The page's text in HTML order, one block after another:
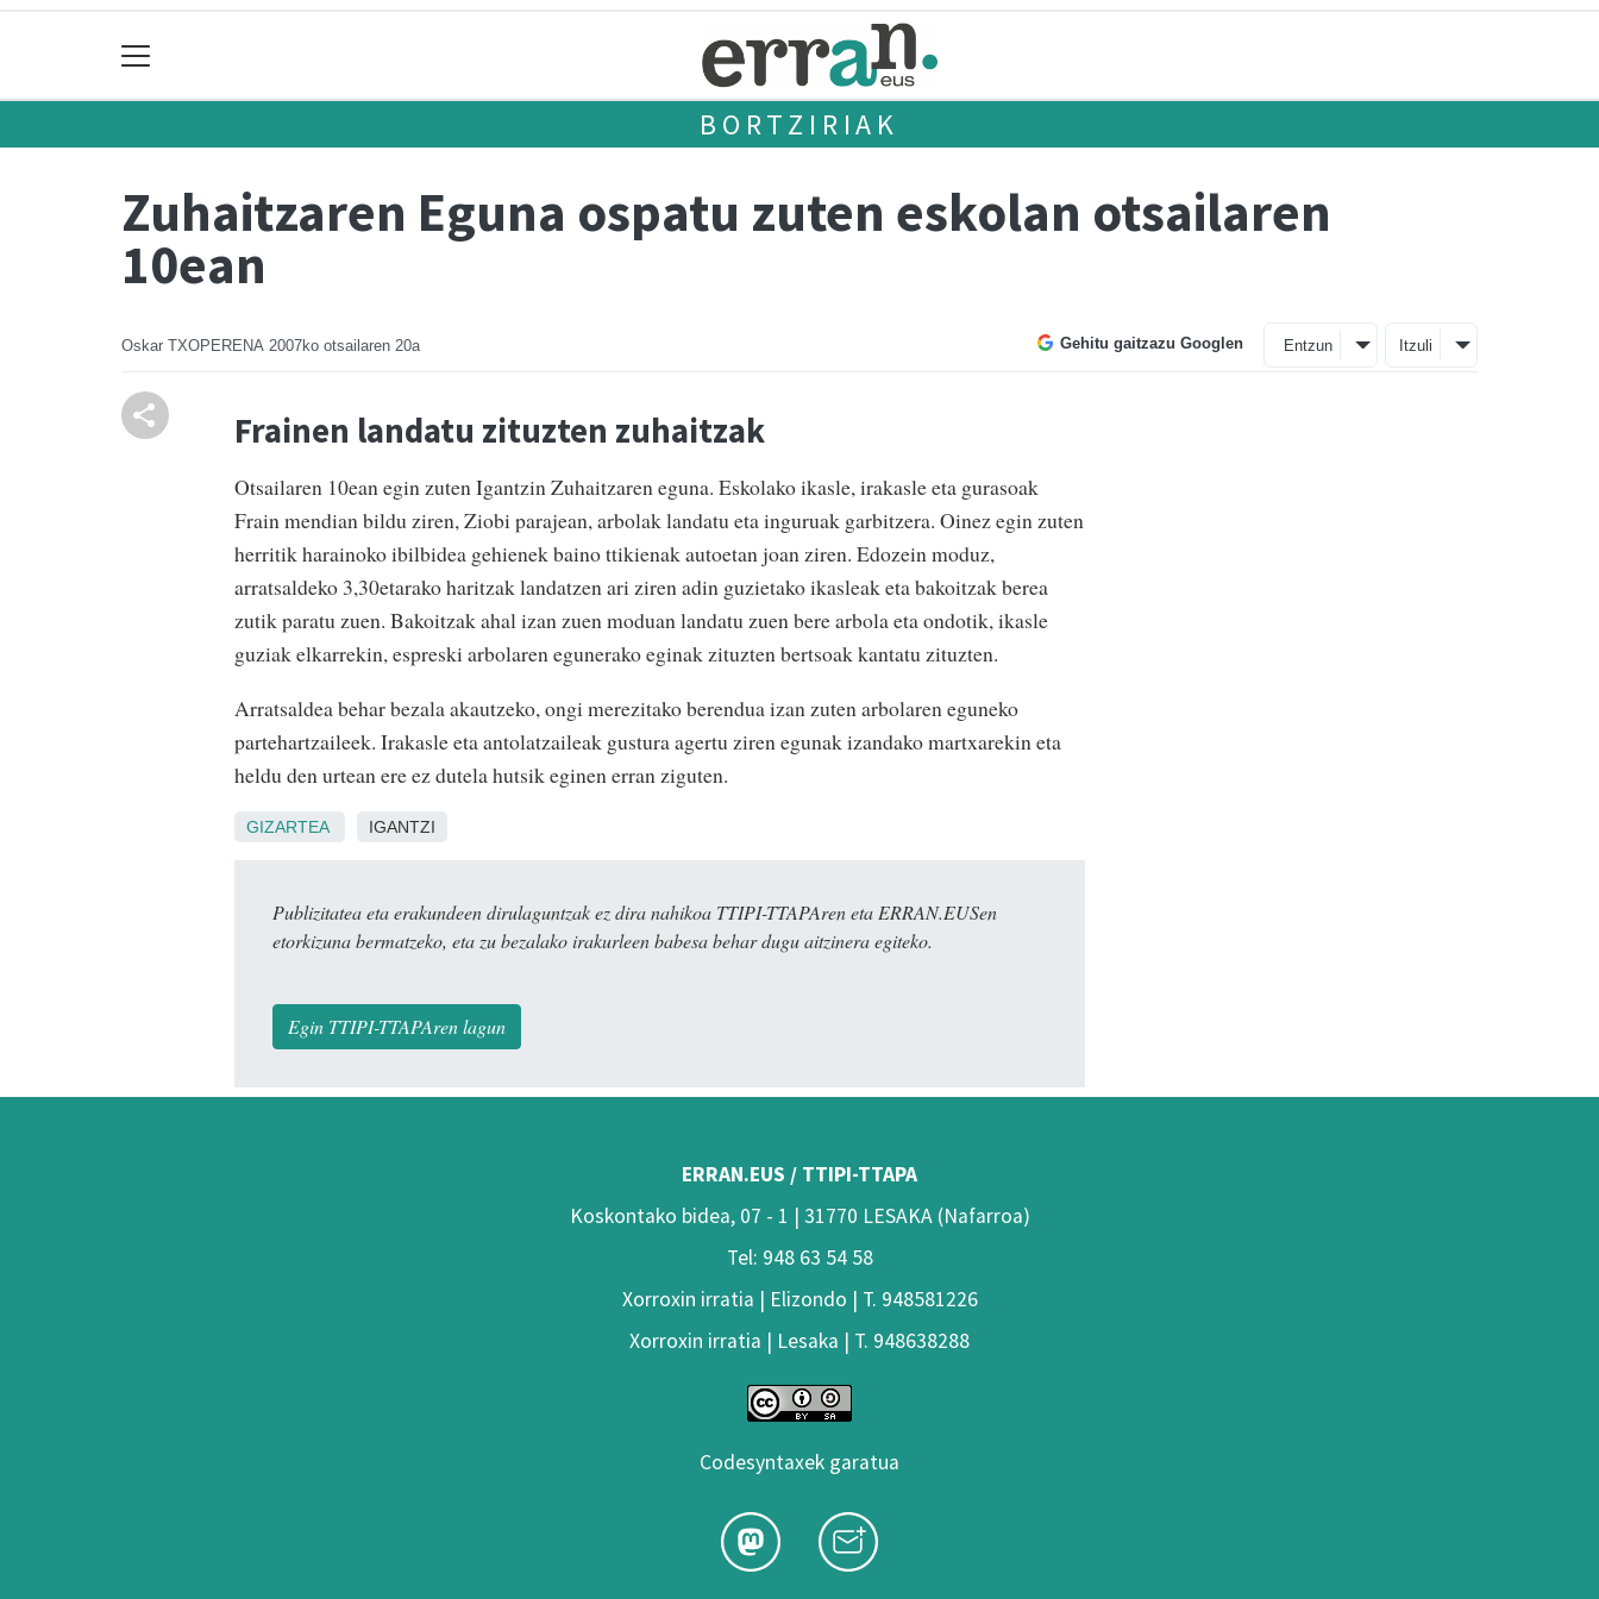
BORTZIRIAK
Zuhaitzaren Eguna ospatu zuten eskolan otsailaren
10ean
Oskar TXOPERENA 2007ko otsailaren 20a Gehitu gaitzazu Googlen Entzun Itzuli
Frainen landatu zituzten zuhaitzak
Otsailaren 10ean egin zuten Igantzin Zuhaitzaren eguna. Eskolako ikasle, irakasle eta gurasoak
Frain mendian bildu ziren, Ziobi parajean, arbolak landatu eta inguruak garbitzera. Oinez egin zuten
herritik harainoko ibilbidea gehienek baino ttikienak autoetan joan ziren. Edozein moduz,
arratsaldeko 3,30etarako haritzak landatzen ari ziren adin guzietako ikasleak eta bakoitzak berea
zutik paratu zuen. Bakoitzak ahal izan zuen moduan landatu zuen bere arbola eta ondotik, ikasle
guziak elkarrekin, espreski arbolaren egunerako eginak zituzten bertsoak kantatu zituzten.
Arratsaldea behar bezala akautzeko, ongi merezitako berendua izan zuten arbolaren eguneko
partehartzaileek. Irakasle eta antolatzaileak gustura agertu ziren egunak izandako martxarekin eta
heldu den urtean ere ez dutela hutsik eginen erran ziguten.
GIZARTEA IGANTZI
Publizitatea eta erakundeen dirulaguntzak ez dira nahikoa TTIPI-TTAPAren eta ERRAN.EUSen
etorkizuna bermatzeko, eta zu bezalako irakurleen babesa behar dugu aitzinera egiteko.
Egin TTIPI-TTAPAren lagun
ERRAN.EUS / TTIPI-TTAPA
Koskontako bidea, 07 - 1 | 31770 LESAKA (Nafarroa)
Tel: 948 63 54 58
Xorroxin irratia | Elizondo | T. 948581226
Xorroxin irratia | Lesaka | T. 948638288
Codesyntaxek garatua